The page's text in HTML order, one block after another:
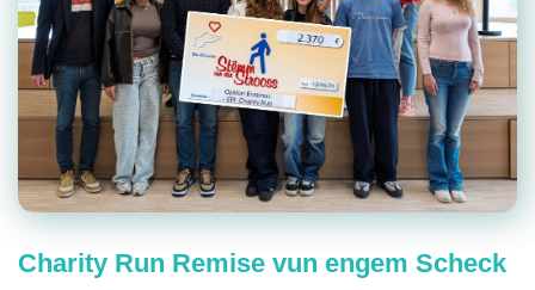
Charity Run Remise vun engem Scheck